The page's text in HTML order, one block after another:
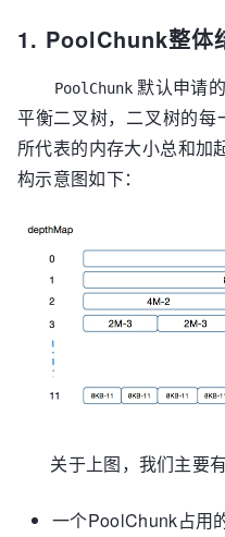
1. PoolChunk整体
PoolChunk 默认申请
平衡二叉树，二叉树的
所代表的内存大小总和加
构示意图如下：
关于上图，我们主要有
一个PoolChunk占用